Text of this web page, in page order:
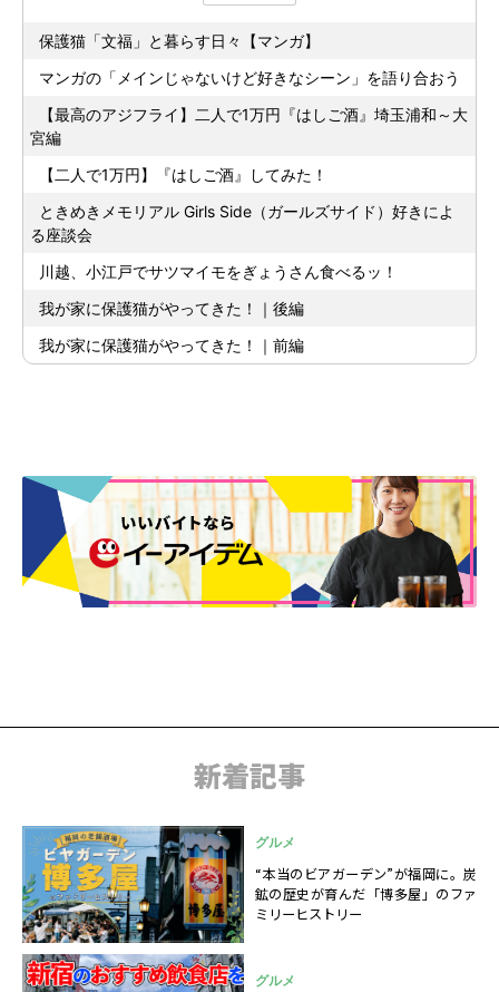
保護猫「文福」と暮らす日々【マンガ】
マンガの「メインじゃないけど好きなシーン」を語り合おう
【最高のアジフライ】二人で1万円『はしご酒』埼玉浦和～大
宮編
【二人で1万円】『はしご酒』してみた！
ときめきメモリアル Girls Side（ガールズサイド）好きによ
る座談会
川越、小江戸でサツマイモをぎょうさん食べるッ！
我が家に保護猫がやってきた！｜後編
我が家に保護猫がやってきた！｜前編
新着記事
グルメ
“本当のビアガーデン”が福岡に。炭
鉱の歴史が育んだ「博多屋」のファ
ミリーヒストリー
グルメ